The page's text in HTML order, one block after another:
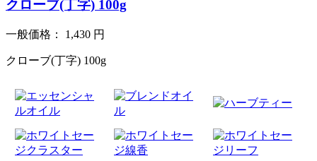
クローブ(丁字) 100g
一般価格： 1,430 円
クローブ(丁字) 100g